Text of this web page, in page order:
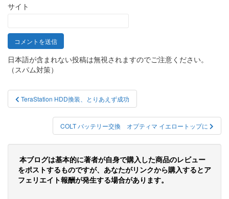
サイト
日本語が含まれない投稿は無視されますのでご注意ください。
（スパム対策）
投
稿
ビ
ゲ
ー
TeraStation HDD換装、とりあえず成功
COLT バッテリー交換 オプティマ イエロートップに
本ブログは基本的に著者が自身で購入した商品のレビュー
をポストするものですが、あなたがリンクから購入するとア
フェリエイト報酬が発生する場合があります。